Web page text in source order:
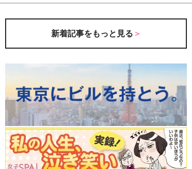
新着記事をもっと見る